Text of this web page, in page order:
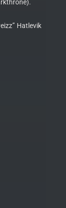
Hatlevik